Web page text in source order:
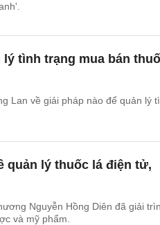
tình trạng mua bán
Lan về giải pháp nào để quản lý
quản lý thuốc lá điện tử,
Nguyễn Hồng Diên đã giải
và mỹ phẩm.